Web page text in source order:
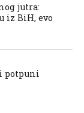
jutra:
iz BiH, evo
potpuni